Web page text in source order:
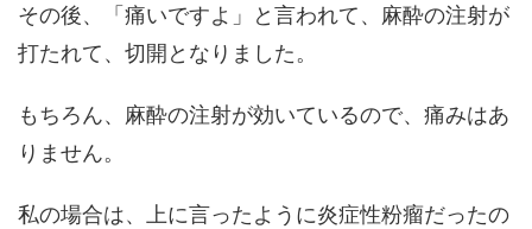
その後、「痛いですよ」と言われて、麻酔の注射が
打たれて、切開となりました。
もちろん、麻酔の注射が効いているので、痛みはあ
りません。
私の場合は、上に言ったように炎症性粉瘤だったの